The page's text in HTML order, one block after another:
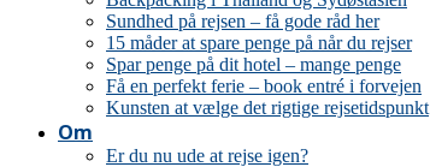
Sundhed på rejsen – få gode råd her
15 måder at spare penge på når du rejser
Spar penge på dit hotel – mange penge
Få en perfekt ferie – book entré i forvejen
Kunsten at vælge det rigtige rejsetidspunkt
Om
Er du nu ude at rejse igen?